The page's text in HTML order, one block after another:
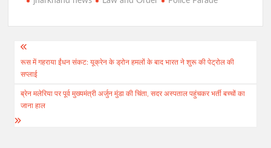
Post
navigation
रूस में गहराया ईंधन संकट: यूक्रेन के ड्रोन हमलों के बाद भारत ने शुरू की पेट्रोल की
सप्लाई
ब्रेन मलेरिया पर पूर्व मुख्यमंत्री अर्जुन मुंडा की चिंता, सदर अस्पताल पहुंचकर भर्ती बच्चों का
जाना हाल